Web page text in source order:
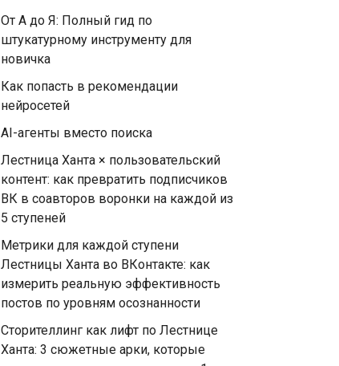
От А до Я: Полный гид по
штукатурному инструменту для
новичка
Как попасть в рекомендации
нейросетей
AI-агенты вместо поиска
Лестница Ханта × пользовательский
контент: как превратить подписчиков
ВК в соавторов воронки на каждой из
5 ступеней
Метрики для каждой ступени
Лестницы Ханта во ВКонтакте: как
измерить реальную эффективность
постов по уровням осознанности
Сторителлинг как лифт по Лестнице
Ханта: 3 сюжетные арки, которые